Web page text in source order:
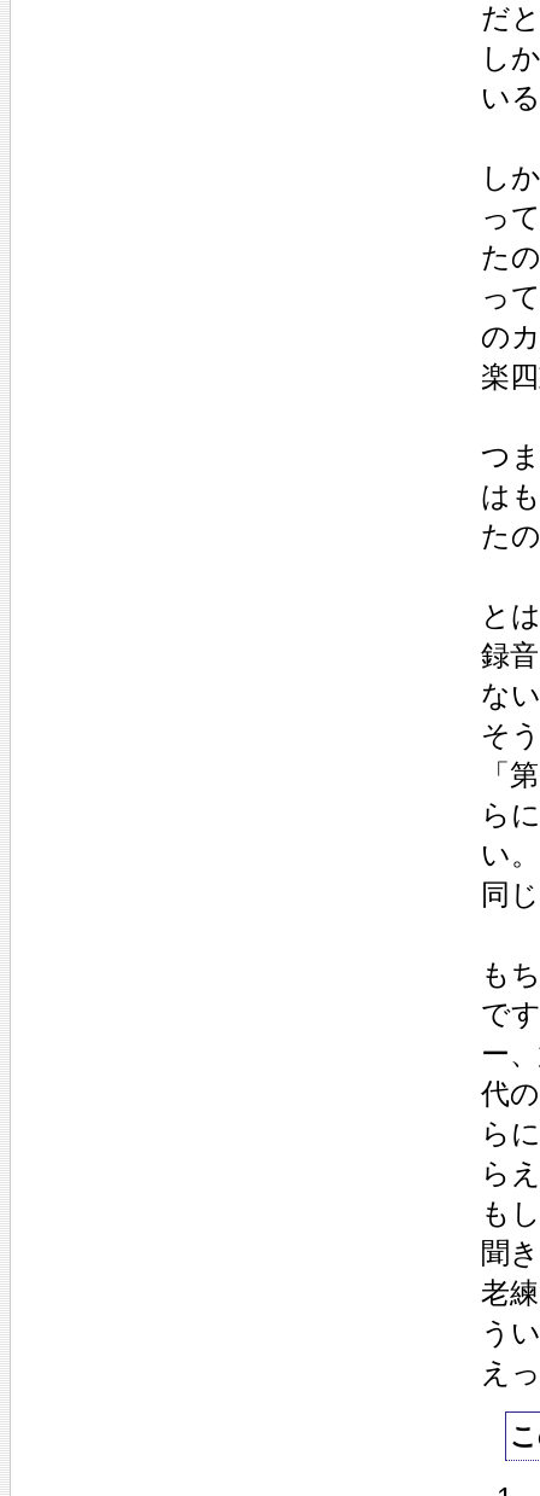
だ
し
い
し
っ
た
っ
の
楽
つ
は
た
と
録
な
そ
「
ら
い
同
も
で
ー
代
ら
ら
も
聞
老
う
え